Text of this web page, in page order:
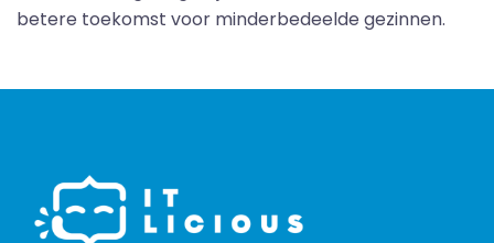
betere toekomst voor minderbedeelde gezinnen.